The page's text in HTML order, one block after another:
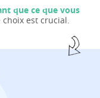
que ce que vous
est crucial.